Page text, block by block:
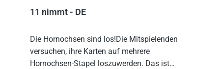
11 nimmt - DE
Die Hornochsen sind los!Die Mitspielenden
versuchen, ihre Karten auf mehrere
Hornochsen-Stapel loszuwerden. Das ist